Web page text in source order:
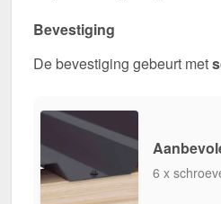
Bevestiging
De bevestiging gebeurt met
6 x